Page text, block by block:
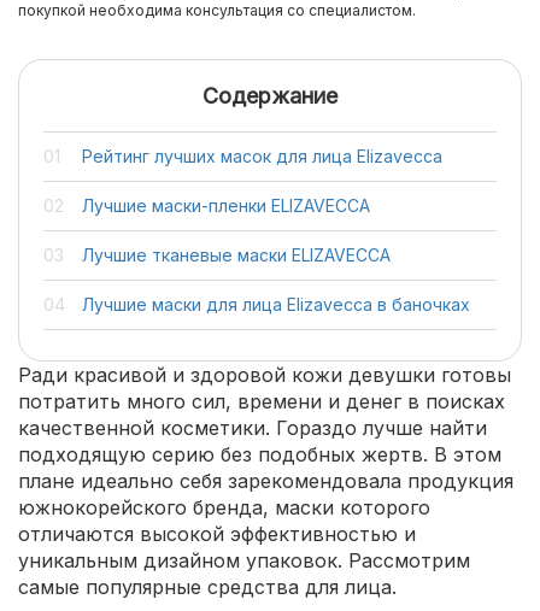
покупкой необходима консультация со специалистом.
Содержание
Рейтинг лучших масок для лица Elizavecca
Лучшие маски-пленки ELIZAVECCA
Лучшие тканевые маски ELIZAVECCA
Лучшие маски для лица Elizavecca в баночках
Ради красивой и здоровой кожи девушки готовы
потратить много сил, времени и денег в поисках
качественной косметики. Гораздо лучше найти
подходящую серию без подобных жертв. В этом
плане идеально себя зарекомендовала продукция
южнокорейского бренда, маски которого
отличаются высокой эффективностью и
уникальным дизайном упаковок. Рассмотрим
самые популярные средства для лица.